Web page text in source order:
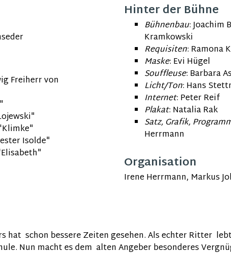
Freiherr von
Klimke"
Isolde"
Elisabeth"
Hinter der Bühne
Bühnenbau:Joachim
Kramkowski
Requisiten: Ramona
Maske: Evi Hügel
Souffleuse: Barbara
Licht/Ton: Hans
Internet: Peter Reif
Plakat: Natalia Rak
Satz, Grafik,
Herrmann
Organisation
Irene Herrmann, Markus
hat schon bessere Zeiten gesehen. Als echter Ritter
Nun macht es dem alten Angeber besonderes